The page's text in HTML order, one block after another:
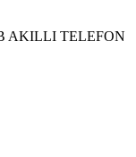
AKILLI TELEFON